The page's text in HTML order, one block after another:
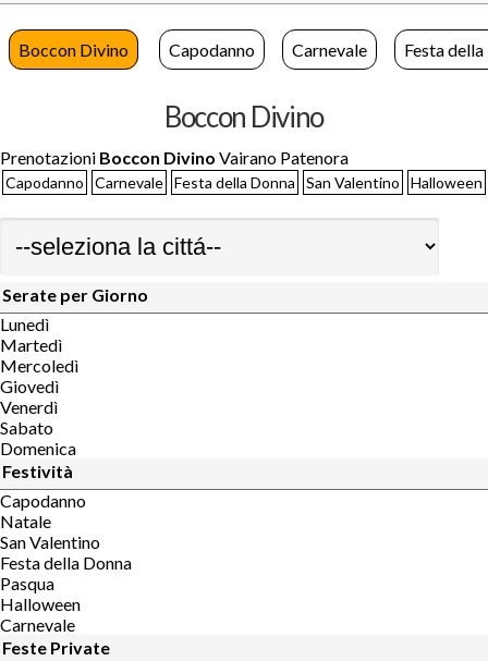
Boccon Divino Capodanno Carnevale Festa
Boccon Divino
Prenotazioni Boccon Divino Vairano Patenora
Capodanno Carnevale Festa della Donna San Valentino Halloween
Serate per Giorno
Lunedì
Martedì
Mercoledì
Giovedì
Venerdì
Sabato
Domenica
Festività
Capodanno
Natale
San Valentino
Festa della Donna
Pasqua
Halloween
Carnevale
Feste Private